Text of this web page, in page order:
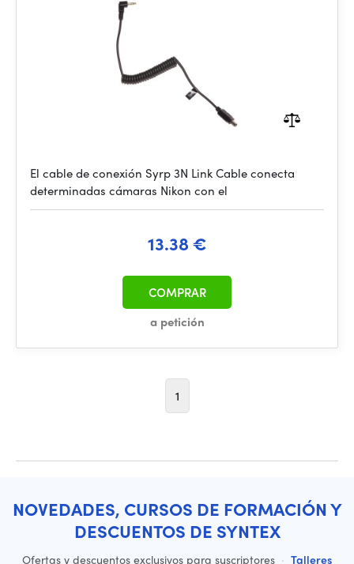
El cable de conexión Syrp 3N Link Cable conecta
determinadas cámaras Nikon con el
13.38 €
a petición
COMPRAR
1
NOVEDADES, CURSOS DE FORMACIÓN Y
DESCUENTOS DE SYNTEX
Ofertas y descuentos exclusivos para suscriptores · Talleres